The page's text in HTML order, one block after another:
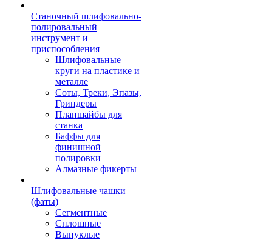
Станочный шлифовально-
полировальный
инструмент и
приспособления
Шлифовальные
круги на пластике и
металле
Соты, Треки, Эпазы,
Гриндеры
Планшайбы для
станка
Баффы для
финишной
полировки
Алмазные фикерты
Шлифовальные чашки
(фаты)
Сегментные
Сплошные
Выпуклые